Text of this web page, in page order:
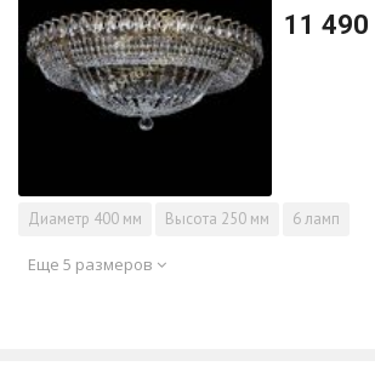
11 490
Диаметр 400 мм Высота 250 мм 6 ламп
Еще 5 размеров